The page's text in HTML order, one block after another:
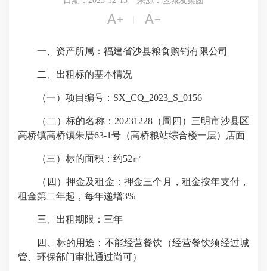
 
一、资产所属：福建省沙县粮食购销有限公司
二、出租标的基本情况
（一）项目编号：SX_CQ_2023_S_0156
（二）标的名称：20231228（周四）三明市沙县区
高桥镇高桥镇朱厝63-1号（高桥粮站综合楼一层）店面
（三）标的面积：约52㎡
（四）押金及租金：押金三个月，租金按年支付，
租金第二年起，每年递增3%
三、出租期限：三年
四、标的用途：不能经营餐饮（经营餐饮须经过城
管、环保部门审批通过尚可）